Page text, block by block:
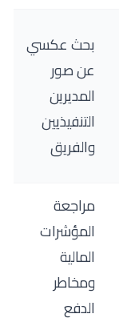
بحث عكسي
عن صور
المديرين
التنفيذيين
والفريق
مراجعة
المؤشرات
المالية
ومخاطر
الدفع